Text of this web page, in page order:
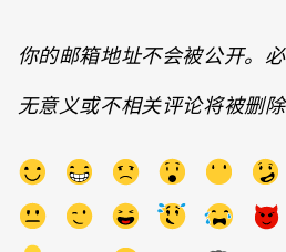
你的邮箱地址不会被公开。
无意义或不相关评论将被删除